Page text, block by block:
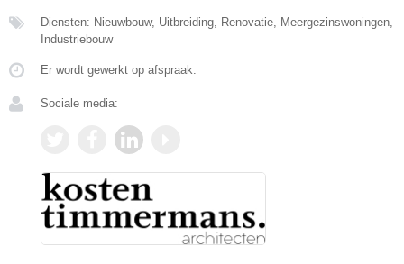
Diensten: Nieuwbouw, Uitbreiding, Renovatie, Meergezinswoningen,
Industriebouw
Er wordt gewerkt op afspraak.
Sociale media: